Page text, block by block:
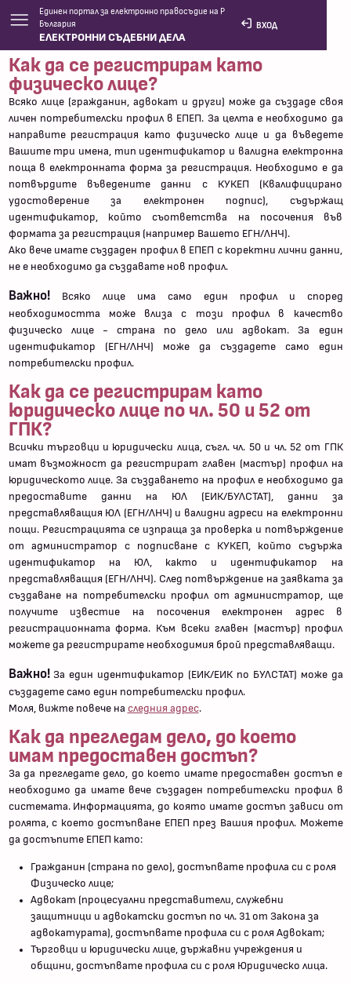
Единен портал за електронно правосъдие на Р
България
ЕЛЕКТРОННИ СЪДЕБНИ ДЕЛА
ВХОД
Често задавани въпроси
Как да се регистрирам като
физическо лице?
Всяко лице (гражданин, адвокат и други) може да създаде своя
личен потребителски профил в ЕПЕП. За целта е необходимо да
направите регистрация като физическо лице и да въведете
Вашите три имена, тип идентификатор и валидна електронна
поща в електронната форма за регистрация. Необходимо е да
потвърдите въведените данни с КУКЕП (Квалифицирано
удостоверение за електронен подпис), съдържащ
идентификатор, който съответства на посочения във
формата за регистрация (например Вашето ЕГН/ЛНЧ).
Ако вече имате създаден профил в ЕПЕП с коректни лични данни,
не е необходимо да създавате нов профил.
Важно!Всяко лицe има само един профил и според
необходимостта може влиза с този профил в качество
физическо лице - страна по дело или адвокат. За един
идентификатор (ЕГН/ЛНЧ) може да създадете само един
потребителски профил.
Как да се регистрирам като
юридическо лице по чл. 50 и 52 от
ГПК?
Всички търговци и юридически лица, съгл. чл. 50 и чл. 52 от ГПК
имат възможност да регистрират главен (мастър) профил на
юридическото лице. За създаването на профил е необходимо да
предоставите данни на ЮЛ (ЕИК/БУЛСТАТ), данни за
представляващия ЮЛ (ЕГН/ЛНЧ) и валидни адреси на електронни
пощи. Регистрацията се изпраща за проверка и потвърждение
от администратор с подписване с КУКЕП, който съдържа
идентификатор на ЮЛ, както и идентификатор на
представляващия (ЕГН/ЛНЧ). След потвърждение на заявката за
създаване на потребителски профил от администратор, ще
получите известие на посочения електронен адрес в
регистрационната форма. Към всеки главен (мастър) профил
можете да регистрирате необходимия брой представляващи.
Важно!За един идентификатор (ЕИК/ЕИК по БУЛСТАТ) може да
създадете само един потребителски профил.
Моля, вижте повече на следния адрес.
Как да прегледам дело, до което
имам предоставен достъп?
За да прегледате дело, до което имате предоставен достъп е
необходимо да имате вече създаден потребителски профил в
системата. Информацията, до която имате достъп зависи от
ролята, с което достъпване ЕПЕП през Вашия профил. Можете
да достъпите ЕПЕП като:
Гражданин (страна по дело), достъпвате профила си с роля
Физическо лице;
Адвокат (процесуални представители, служебни
защитници и адвокатски достъп по чл. 31 от Закона за
адвокатурата), достъпвате профила си с роля Адвокат;
Търговци и юридически лице, държавни учреждения и
общини, достъпвате профила си с роля Юридическо лица.